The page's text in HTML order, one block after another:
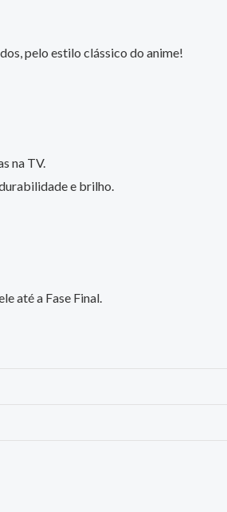
pelo estilo clássico do anime!
na TV.
e brilho.
até a Fase Final.